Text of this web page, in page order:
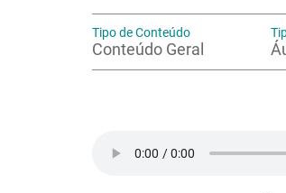
Tipo de Conteúdo
Conteúdo Geral